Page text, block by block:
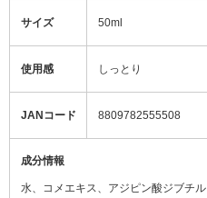
サイズ 50ml
使用感 しっとり
JANコード 8809782555508
成分情報
水、コメエキス、アジピン酸ジブチ